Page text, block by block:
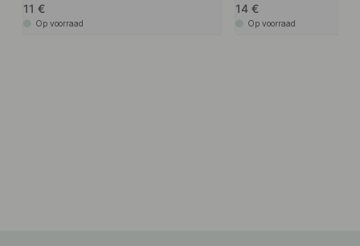
11
Op voorraad
14
Op voorraad